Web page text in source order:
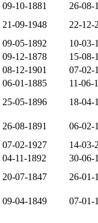
09-10-1881
26-08-
21-09-1948
22-12-
09-05-1892
10-03-
09-12-1878
15-08-
08-12-1901
07-02-
06-01-1885
11-06-
25-05-1896 18-04-
26-08-1891
06-02-
07-02-1927
14-03-
04-11-1892
30-06-
20-07-1847
26-01-
09-04-1849 07-01-